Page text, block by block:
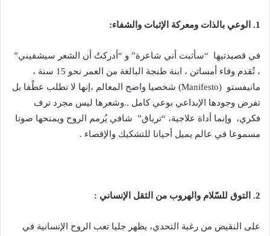
1. الوعي بالذات ومعركة الإثبات والشفاء:
في قصيدتيها “سأثبت أني شاعرة” و “أدركتُ أن الشعر سيشفيني”
، تُقدم وفاء أمساتن ، ابنة طنجة البالغة من العمر نحو 15 سنة ،
مانيفستو (Manifesto) شخصيا واضح المعالم ،إنها لا تطلب عطْفا بل
تفرض وجودها الإبداعي بوعي كامل ..وشعرها ليس مجرد ترف
فكري، وإنما أداة علاجية، “ترياق” شافي يُرمم الروح ويمنحها صوتا
مسموعا في عالم يميل أحيانا للتشكيك والإقصاء .
2. التوق للسّلام والهروب من الثقل الإنساني :
على النقيض من رغبة التحدي، يظهر جليا تعب الروح الإنسانية في